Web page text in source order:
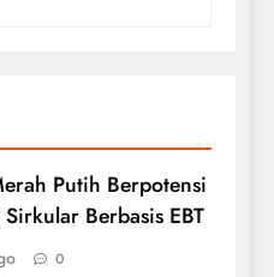
Putih Berpotensi
Berbasis EBT
0